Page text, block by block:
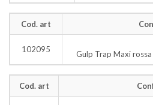
Cod. art
102095 Gulp Trap Maxi
Cod. art